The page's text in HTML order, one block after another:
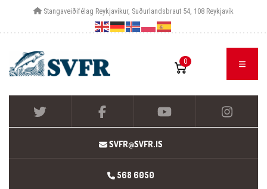
Stangaveiðifélag Reykjavíkur, Suðurlandsbraut 54, 108 Reykjavík
0
SVFR@SVFR.IS
568 6050